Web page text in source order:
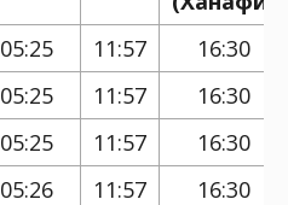
05:25 11:57
16:30
05:25 11:57
16:30
05:25 11:57
16:30
05:26 11:57
16:30